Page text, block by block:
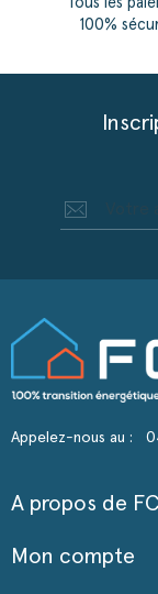
Tous les
100%
Appelez-nous au :
A propos de
Mon compte